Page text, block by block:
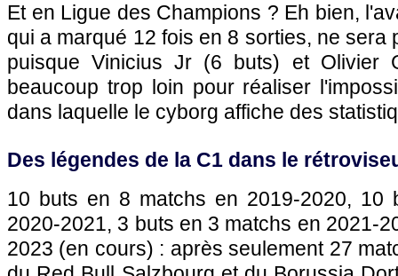
Et en Ligue des Champions ? Eh bien,
qui a marqué 12 fois en 8 sorties, ne sera
puisque Vinicius Jr (6 buts) et Olivier
beaucoup trop loin pour réaliser
dans laquelle le cyborg affiche des
Des légendes de la C1 dans le
10 buts en 8 matchs en 2019-2020, 10
2020-2021, 3 buts en 3 matchs en 2021-
2023 (en cours) : après seulement 27